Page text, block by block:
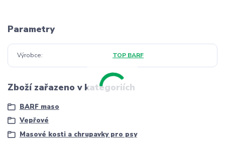
Parametry
Výrobce TOP BARF
Zboží zařazeno v kategoriích
BARF maso
Vepřové
Masové kosti a chrupavky pro psy